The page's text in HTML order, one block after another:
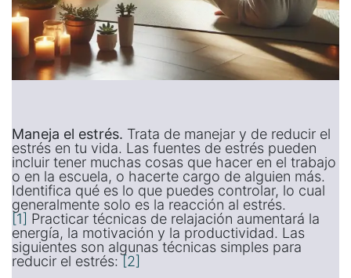
Maneja el estrés. Trata de manejar y de reducir el
estrés en tu vida. Las fuentes de estrés pueden
incluir tener muchas cosas que hacer en el trabajo
o en la escuela, o hacerte cargo de alguien más.
Identifica qué es lo que puedes controlar, lo cual
generalmente solo es la reacción al estrés.
[1] Practicar técnicas de relajación aumentará la
energía, la motivación y la productividad. Las
siguientes son algunas técnicas simples para
reducir el estrés:[2]